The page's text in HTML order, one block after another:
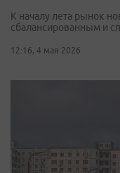
К началу лета рынок
сбалансированным и
12:16, 4 мая 2026